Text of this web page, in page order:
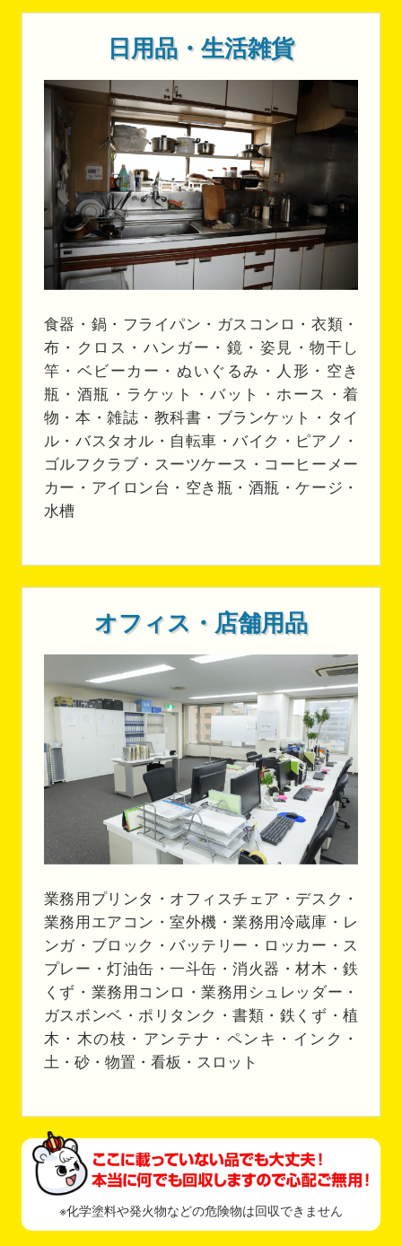
日用品・生活雑貨
食器・鍋・フライパン・ガスコンロ・衣類・
布・クロス・ハンガー・鏡・姿見・物干し
竿・ベビーカー・ぬいぐるみ・人形・空き
瓶・酒瓶・ラケット・バット・ホース・着
物・本・雑誌・教科書・ブランケット・タイ
ル・バスタオル・自転車・バイク・ピアノ・
ゴルフクラブ・スーツケース・コーヒーメー
カー・アイロン台・空き瓶・酒瓶・ケージ・
水槽
オフィス・店舗用品
業務用プリンタ・オフィスチェア・デスク・
業務用エアコン・室外機・業務用冷蔵庫・レ
ンガ・ブロック・バッテリー・ロッカー・ス
プレー・灯油缶・一斗缶・消火器・材木・鉄
くず・業務用コンロ・業務用シュレッダー・
ガスボンベ・ポリタンク・書類・鉄くず・植
木・木の枝・アンテナ・ペンキ・インク・
土・砂・物置・看板・スロット
※化学塗料や発火物などの危険物は回収できません